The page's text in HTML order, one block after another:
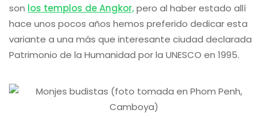
son los templos de Angkor,pero al haber estado allí
hace unos pocos años hemos preferido dedicar esta
variante a una más que interesante ciudad declarada
Patrimonio de la Humanidad por la UNESCO en 1995.